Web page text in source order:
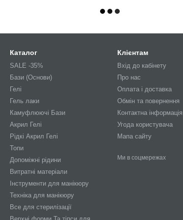
Каталог
SALE -35%
Бази (Основи)
Гелі
Гель лаки
Камуфлюючі Бази
Акрил Гелі
Рідкі Акрил Гелі
Топи
Допоміжні рідини
Витратні матеріали
Інструменти для манікюру
Техніка для манікюру
Все для стерилізації
Клієнтам
Вхід до кабінету
Про нас
Оплата і доставка
Обмін та повернення
Контактна інформація
Угода користувача
Мапа сайту
Ми в соцмережах